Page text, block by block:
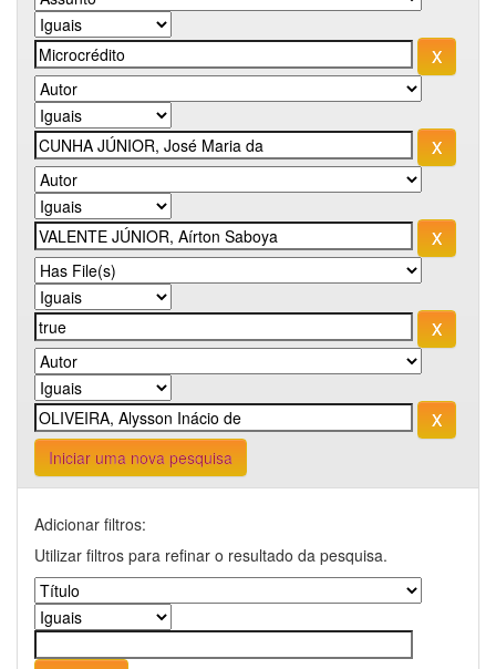
Iniciar uma nova pesquisa
Adicionar filtros:
Utilizar filtros para refinar o resultado da pesquisa.